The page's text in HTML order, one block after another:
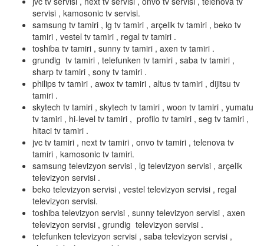
servisi , kamosonic tv servisi.
samsung tv tamiri , lg tv tamiri , arçelik tv tamiri , beko tv
tamiri , vestel tv tamiri , regal tv tamiri .
toshiba tv tamiri , sunny tv tamiri , axen tv tamiri .
grundig tv tamiri , telefunken tv tamiri , saba tv tamiri ,
sharp tv tamiri , sony tv tamiri .
philips tv tamiri , awox tv tamiri , altus tv tamiri , dijitsu tv
tamiri .
skytech tv tamiri , skytech tv tamiri , woon tv tamiri , yumatu
tv tamiri , hi-level tv tamiri , profilo tv tamiri , seg tv tamiri ,
hitaci tv tamiri .
jvc tv tamiri , next tv tamiri , onvo tv tamiri , telenova tv
tamiri , kamosonic tv tamiri.
samsung televizyon servisi , lg televizyon servisi , arçelik
televizyon servisi .
beko televizyon servisi , vestel televizyon servisi , regal
televizyon servisi.
toshiba televizyon servisi , sunny televizyon servisi , axen
televizyon servisi , grundig televizyon servisi .
telefunken televizyon servisi , saba televizyon servisi ,